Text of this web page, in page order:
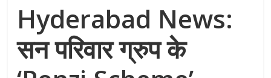
Hyderabad News:
सन परिवार ग्रुप के